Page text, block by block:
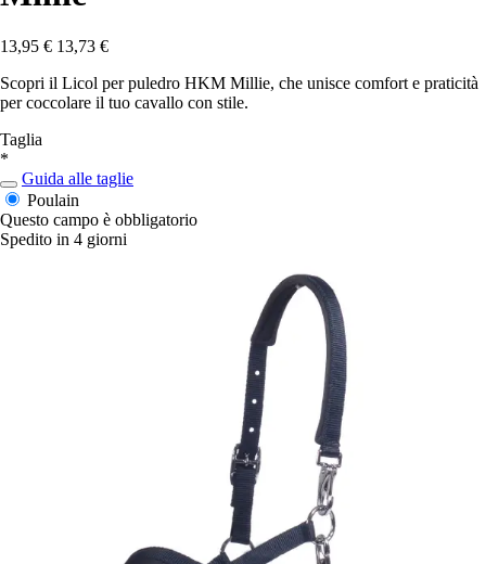
13,95 € 13,73 €
Scopri il Licol per puledro HKM Millie, che unisce comfort e praticità
per coccolare il tuo cavallo con stile.
Taglia
*
Guida alle taglie
Poulain
Questo campo è obbligatorio
Spedito in 4 giorni